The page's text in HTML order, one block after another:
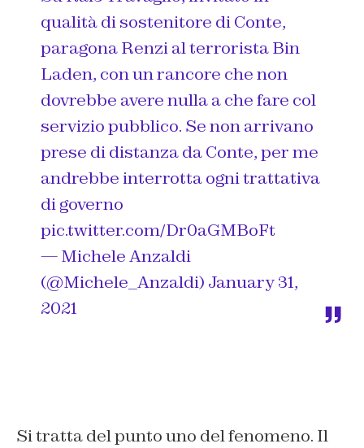
qualità di sostenitore di Conte,
paragona Renzi al terrorista Bin
Laden, con un rancore che non
dovrebbe avere nulla a che fare col
servizio pubblico. Se non arrivano
prese di distanza da Conte, per me
andrebbe interrotta ogni trattativa
di governo
pic.twitter.com/Dr0aGMBoFt
— Michele Anzaldi
(@Michele_Anzaldi) January 31,
2021
Si tratta del punto uno del fenomeno. Il